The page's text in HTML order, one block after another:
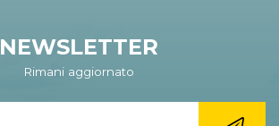
NEWSLETTER
Rimani aggiornato